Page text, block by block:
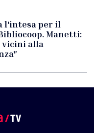
l'intesa per il
Manetti:
alla